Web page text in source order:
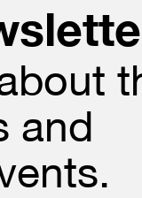
and